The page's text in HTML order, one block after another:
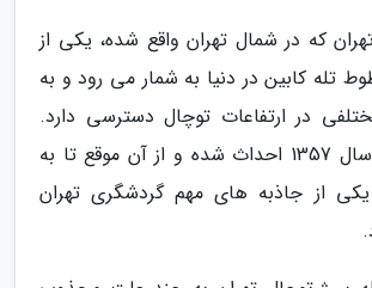
که در شمال تهران واقع شده، یکی از
تله کابین در دنیا به شمار می رود و به
در ارتفاعات توچال دسترسی دارد.
این تله سیژ در سال 1357 احداث شده و از آن موقع تا به
یکی از جاذبه های مهم گردشگری تهران